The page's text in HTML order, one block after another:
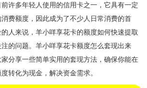
许多年轻人使用的信用卡之一，它具有一定
费额度，因此成为了不少人日常消费的首
人来说，羊小咩享花卡的额度如何快速提取
的问题。羊小咩享花卡额度怎么套现出来
分享一些简单实用的套现方法，确保你能在
转化为现金，解决资金需求。